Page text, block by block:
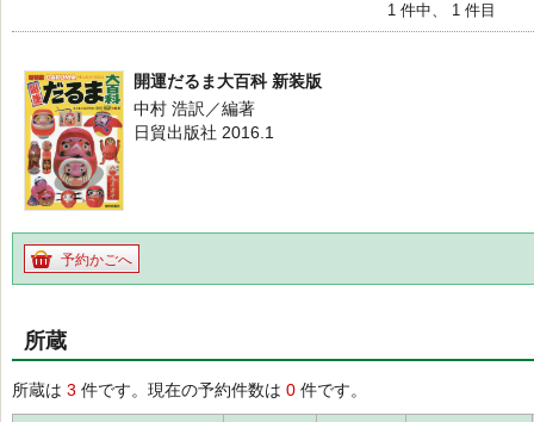
1 件中、 1 件目
開運だるま大百科 新装版
中村 浩訳／編著
日貿出版社 2016.1
予約かごへ
所蔵
所蔵は 3 件です。現在の予約件数は 0 件です。